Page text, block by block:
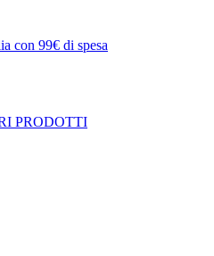
con 99€ di spesa
PRODOTTI